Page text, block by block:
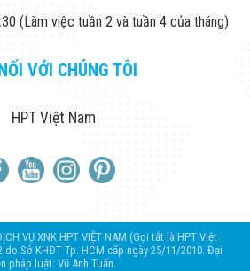
(Làm việc tuần 2 và tuần 4 của tháng)
VỚI CHÚNG TÔI
HPT Việt Nam
VỤ XNK HPT VIỆT NAM (Gọi tắt là HPT Việt
do Sở KHĐT Tp. HCM cấp ngày 25/11/2010. Đại
pháp luật: Vũ Anh Tuấn.